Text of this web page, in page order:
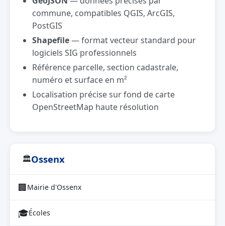
commune, compatibles QGIS, ArcGIS,
PostGIS
Shapefile— format vecteur standard pour
logiciels SIG professionnels
Référence parcelle, section cadastrale,
numéro et surface en m²
Localisation précise sur fond de carte
OpenStreetMap haute résolution
🏛Ossenx
🏢Mairie d'Ossenx
🎓Écoles